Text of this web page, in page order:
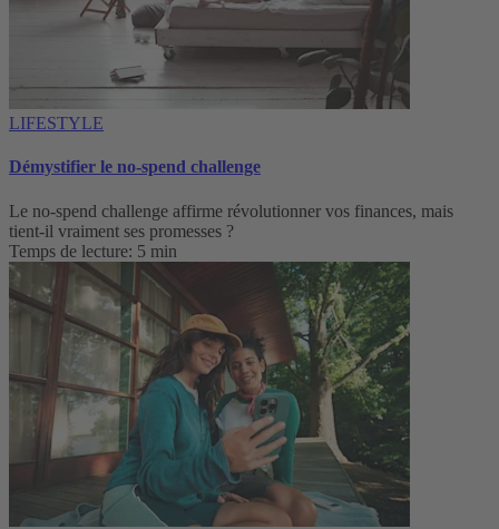
LIFESTYLE
Démystifier le no-spend challenge
Le no-spend challenge affirme révolutionner vos finances, mais
tient-il vraiment ses promesses ?
Temps de lecture: 5 min